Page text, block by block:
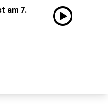
am 7.
play_circle